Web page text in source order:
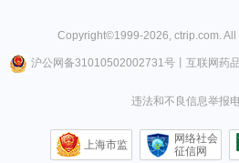
Copyright©1999-2026, ctrip.com.
沪公网备31010502002731号丨 互联网药
违法和不良信息举报
上海市监
网络社会
征信网